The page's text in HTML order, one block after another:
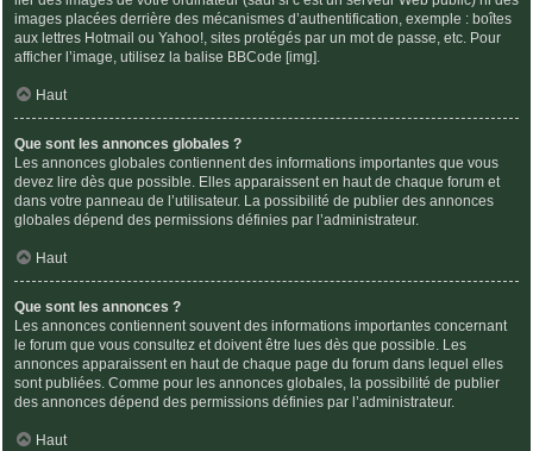
images placées derrière des mécanismes d’authentification, exemple : boîtes
aux lettres Hotmail ou Yahoo!, sites protégés par un mot de passe, etc. Pour
afficher l’image, utilisez la balise BBCode [img].
Haut
Que sont les annonces globales ?
Les annonces globales contiennent des informations importantes que vous
devez lire dès que possible. Elles apparaissent en haut de chaque forum et
dans votre panneau de l’utilisateur. La possibilité de publier des annonces
globales dépend des permissions définies par l’administrateur.
Haut
Que sont les annonces ?
Les annonces contiennent souvent des informations importantes concernant
le forum que vous consultez et doivent être lues dès que possible. Les
annonces apparaissent en haut de chaque page du forum dans lequel elles
sont publiées. Comme pour les annonces globales, la possibilité de publier
des annonces dépend des permissions définies par l’administrateur.
Haut